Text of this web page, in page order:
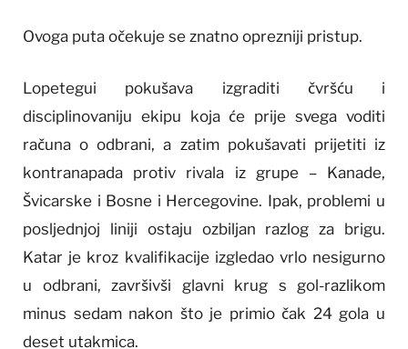
Ovoga puta očekuje se znatno oprezniji pristup.
Lopetegui pokušava izgraditi čvršću i
disciplinovaniju ekipu koja će prije svega voditi
računa o odbrani, a zatim pokušavati prijetiti iz
kontranapada protiv rivala iz grupe – Kanade,
Švicarske i Bosne i Hercegovine. Ipak, problemi u
posljednjoj liniji ostaju ozbiljan razlog za brigu.
Katar je kroz kvalifikacije izgledao vrlo nesigurno
u odbrani, završivši glavni krug s gol-razlikom
minus sedam nakon što je primio čak 24 gola u
deset utakmica.